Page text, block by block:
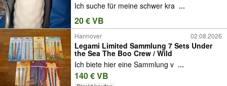
Ich suche für meine schwer kra ...
20 € VB
Hannover 02.08.2026
Legami Limited Sammlung 7 Sets Under
the Sea The Boo Crew / Wild
Ich biete hier eine Sammlung v ...
140 € VB